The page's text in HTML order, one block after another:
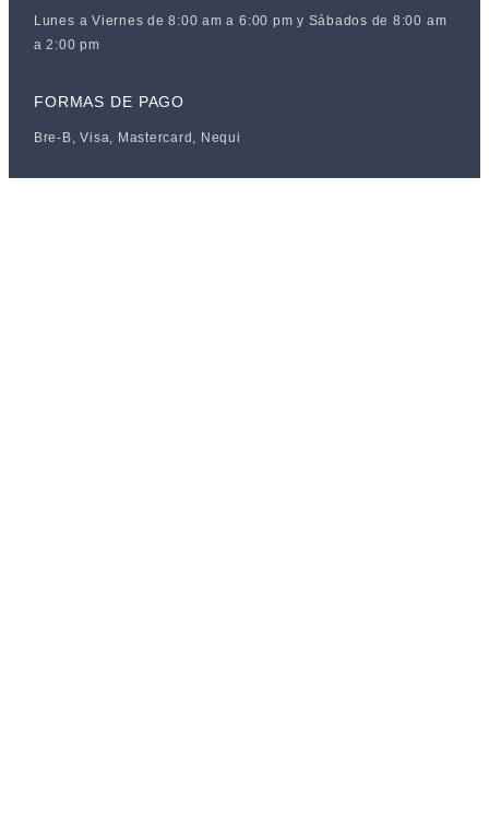
Lunes a Viernes de 8:00 am a 6:00 pm y Sábados de 8:00 am
a 2:00 pm
FORMAS DE PAGO
Bre-B, Visa, Mastercard, Nequi